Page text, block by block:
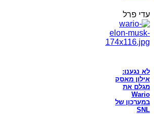
עדי פרל
לא נגענו:
אילון מאסק
מגלם את
Wario
במערכון של
SNL